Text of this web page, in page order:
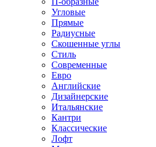
Угловые
Прямые
Радиусные
Скошенные углы
Стиль
Современные
Евро
Английские
Дизайнерские
Итальянские
Кантри
Классические
Лофт